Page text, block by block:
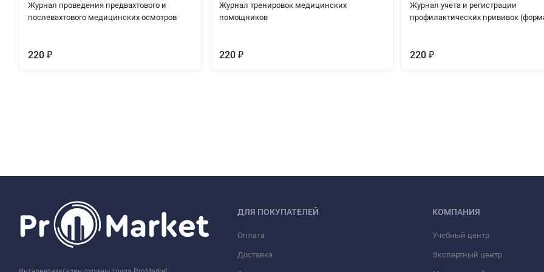
Журнал проведения предвахтового и
послевахтового медицинских осмотров
220 ₽
Журнал тренировок медицинских
помощников
220 ₽
Журнал учета и регистрации
профилактических прививок
220₽
ДЛЯ ПОКУПАТЕЛЕЙ
Оплата
Доставка
КОМПАНИЯ
Учебный центр
Экспертный центр